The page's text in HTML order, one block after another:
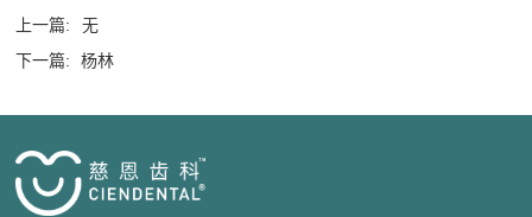
上一篇:
无
下一篇:
杨林